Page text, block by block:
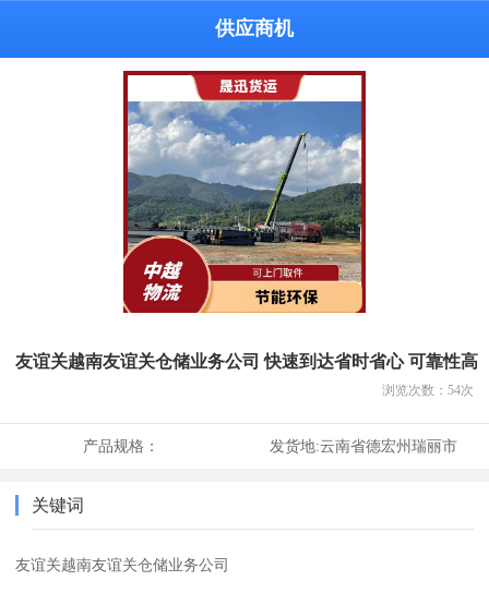
供应商机
友谊关越南友谊关仓储业务公司 快速到达省时省心 可靠性高
浏览次数： 54次
产品规格： 发货地:云南省德宏州瑞丽市
关键词
友谊关越南友谊关仓储业务公司